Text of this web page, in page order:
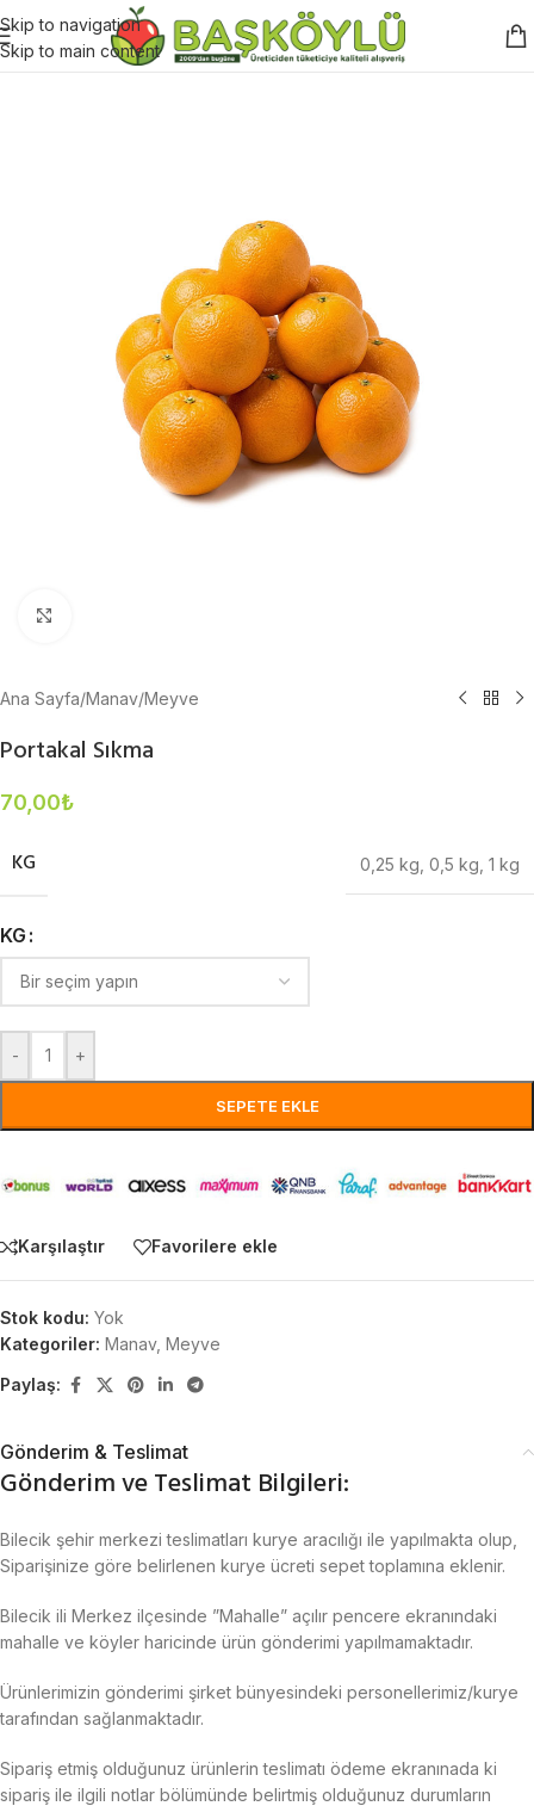
Skip to navigation
Skip to main content
Ana Sayfa/Manav/Meyve
Portakal Sıkma
70,00₺
KG 0,25 kg 0,5 kg 1 kg
KG
- +
SEPETE EKLE
Karşılaştır Favorilere ekle
Stok kodu: Yok
Kategoriler: Manav, Meyve
Paylaş:
Gönderim & Teslimat
Gönderim ve Teslimat Bilgileri:
Bilecik şehir merkezi teslimatları kurye aracılığı ile yapılmakta olup,
Siparişinize göre belirlenen kurye ücreti sepet toplamına eklenir.
Bilecik ili Merkez ilçesinde ”Mahalle” açılır pencere ekranındaki
mahalle ve köyler haricinde ürün gönderimi yapılmamaktadır.
Ürünlerimizin gönderimi şirket bünyesindeki personellerimiz/kurye
tarafından sağlanmaktadır.
Sipariş etmiş olduğunuz ürünlerin teslimatı ödeme ekranınada ki
sipariş ile ilgili notlar bölümünde belirtmiş olduğunuz durumların